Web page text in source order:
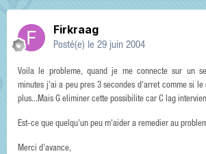
Firkraag
Posté(e) le 29 juin 2004
Voila le probleme, quand je me connecte sur un
minutes j'ai a peu pres 3 secondes d'arret comme si le
plus...Mais G eliminer cette possibilite car C lag
Est-ce que quelqu'un peu m'aider a remedier au
Merci d'avance,